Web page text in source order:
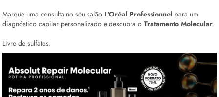
Marque uma consulta no seu salão L'Oréal Professionnel para um
diagnóstico capilar personalizado e descubra o Tratamento Molecular.
Livre de sulfatos.